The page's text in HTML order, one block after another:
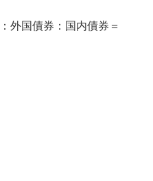
外国債券：国内債券＝